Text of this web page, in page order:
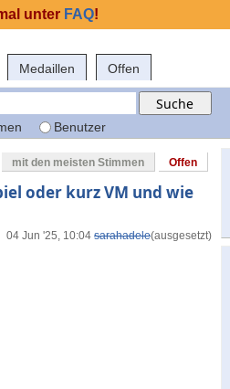
Medaillen Offen
Benutzer
mit den meisten Stimmen Offen
oder kurz VM und wie
04 Jun '25, 10:04 sarahadele(ausgesetzt)
unter FAQ!